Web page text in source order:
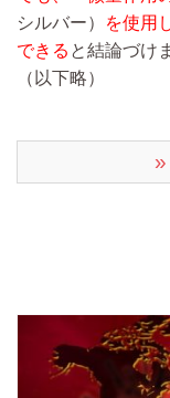
シルバー）
を使用
できる と結論づけ
（以下略）